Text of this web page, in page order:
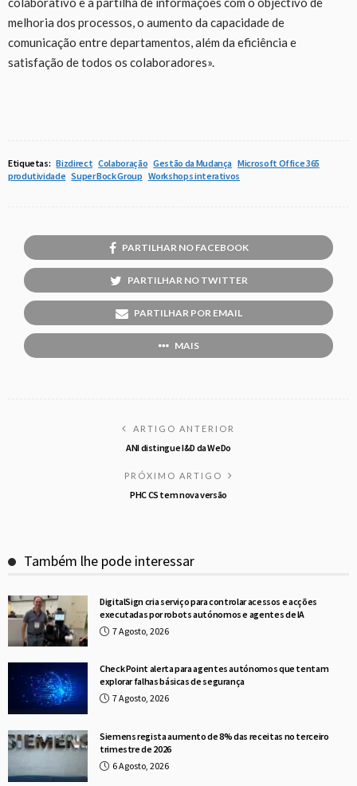
melhoria dos processos, o aumento da capacidade de
comunicação entre departamentos, além da eficiência e
satisfação de todos os colaboradores».
Etiquetas: Bizdirect Colaboração Gestão da Mudança Microsoft Office 365
produtividade Super Bock Group Workshops interativos
PARTILHAR NO FACEBOOK
PARTILHAR NO TWITTER
PARTILHAR POR EMAIL
MAIS
ARTIGO ANTERIOR
ANI distingue I&D da WeDo
PRÓXIMO ARTIGO
PHC CS tem nova versão
Também lhe pode interessar
DigitalSign cria serviço para controlar acessos e acções
executadas por robots autónomos e agentes de IA
7 Agosto, 2026
Check Point alerta para agentes autónomos que tentam
explorar falhas básicas de segurança
7 Agosto, 2026
Siemens regista aumento de 8% das receitas no terceiro
trimestre de 2026
6 Agosto, 2026